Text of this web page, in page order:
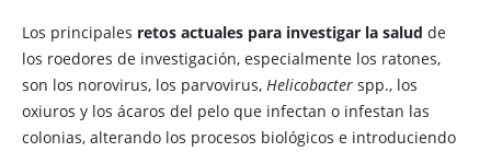
Los principales retos actuales para investigar la salud de
los roedores de investigación, especialmente los ratones,
son los norovirus, los parvovirus, Helicobacter spp., los
oxiuros y los ácaros del pelo que infectan o infestan las
colonias, alterando los procesos biológicos e introduciendo